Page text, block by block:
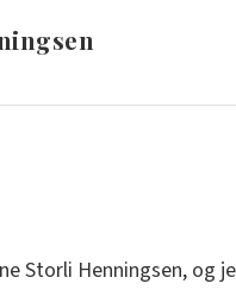
Storli Henningsen, og